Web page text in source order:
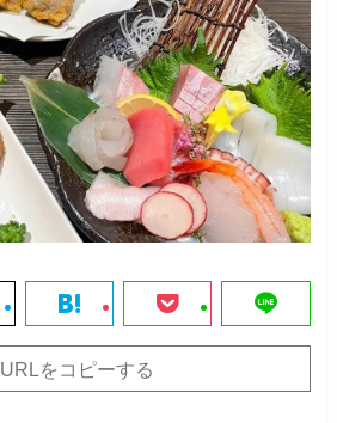
URLをコピーする